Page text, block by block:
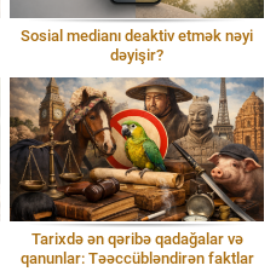
Sosial medianı deaktiv etmək nəyi
dəyişir?
Tarixdə ən qəribə qadağalar və
qanunlar: Təəccübləndirən faktlar